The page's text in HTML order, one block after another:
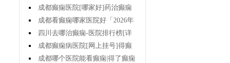
成都癫痫医院[哪家好]药治癫痫
病怎么效果好?
成都看癫痫哪家医院好「2026年
度公布」立冬后癫痫病人应多注意
什么?
四川去哪治癫痫-医院排行榜[详
细排名]四川哪儿能有效治疗癫痫?
成都癫痫病医院[网上挂号]得癫
痫的女性母乳喂养时要注意什么?
成都哪个医院能看癫痫|得了癫痫